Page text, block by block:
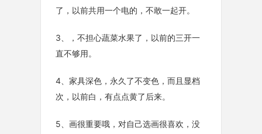
了，以前共用一个电的，不敢一起开。
3、，不担心蔬菜水果了，以前的三开一
直不够用。
4、家具深色，永久了不变色，而且显档
次，以前白，有点点黄了后来。
5、画很重要哦，对自己选画很喜欢，没